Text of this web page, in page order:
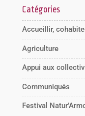
Catégories
Accueillir,
Agriculture
Appui aux
Communiqués
Festival